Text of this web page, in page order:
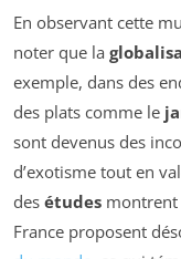
En observant cette
noter que la
exemple, dans des
des plats comme le
sont devenus des
d’exotisme tout en
des études montrent
France proposent